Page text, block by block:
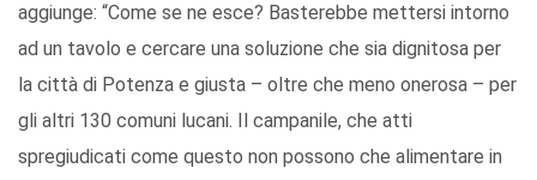
aggiunge: “Come se ne esce? Basterebbe mettersi intorno
ad un tavolo e cercare una soluzione che sia dignitosa per
la città di Potenza e giusta – oltre che meno onerosa – per
gli altri 130 comuni lucani. Il campanile, che atti
spregiudicati come questo non possono che alimentare in